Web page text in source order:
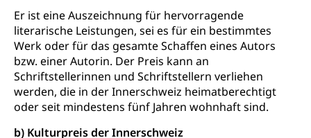
Er ist eine Auszeichnung für hervorragende
literarische Leistungen, sei es für ein bestimmtes
Werk oder für das gesamte Schaffen eines Autors
bzw. einer Autorin. Der Preis kann an
Schriftstellerinnen und Schriftstellern verliehen
werden, die in der Innerschweiz heimatberechtigt
oder seit mindestens fünf Jahren wohnhaft sind.
b) Kulturpreis der Innerschweiz
Zentrum für Brückenangebote
Studienwahl- und Studienbearatung
Fachklasse Grafik
Gesundheitsmittelschule
Informatikmittelschule
Kantonale Sportcamps
Primarschule
Sekundarschule
Schulpflicht
Kindergarten & Basisstufe
Förderangebote
Stipendien und Darlehen
Studienbeihilfe, Stipendien, Ausbildungsdarlehen
Stipendien Universität Luzern unilu
Finanzielle Unterstützung für Ausbildung
Pflege HF oder Studium Pflege FH
Fachstelle Stipendien (beruf.lu.ch)
Universität
Technische Hochschule, Studium,
Hochschulstudium, Universitätsstudium,
universitäre Ausbildung, akademische Ausbildung,
Hochschulbildung, Hochschule, universitäre